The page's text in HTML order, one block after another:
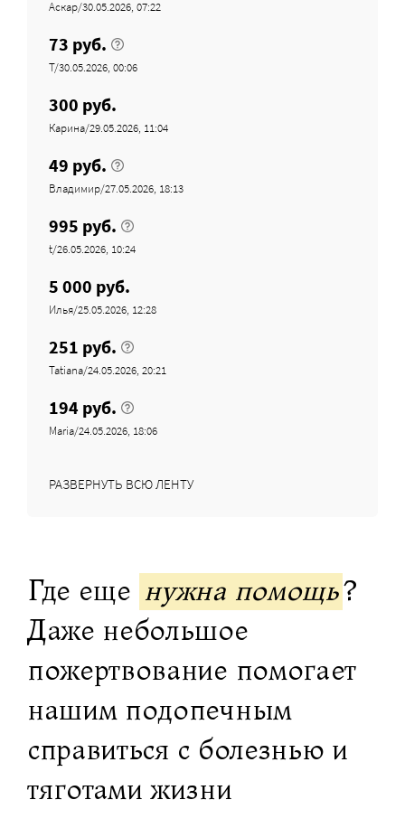
Аскар/30.05.2026, 07:22
73 руб.
Т/30.05.2026, 00:06
300 руб.
Карина/29.05.2026, 11:04
49 руб.
Владимир/27.05.2026, 18:13
995 руб.
t/26.05.2026, 10:24
5 000 руб.
Илья/25.05.2026, 12:28
251 руб.
Tatiana/24.05.2026, 20:21
194 руб.
Maria/24.05.2026, 18:06
РАЗВЕРНУТЬ ВСЮ ЛЕНТУ
Где еще нужна помощь?
Даже небольшое
пожертвование помогает
нашим подопечным
справиться с болезнью и
тяготами жизни